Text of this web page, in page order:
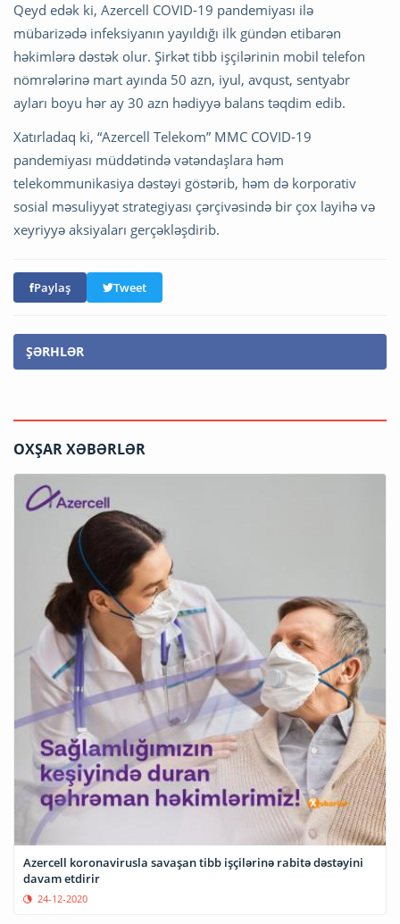
Qeyd edək ki, Azercell COVID-19 pandemiyası ilə
mübarizədə infeksiyanın yayıldığı ilk gündən etibarən
həkimlərə dəstək olur. Şirkət tibb işçilərinin mobil telefon
nömrələrinə mart ayında 50 azn, iyul, avqust, sentyabr
ayları boyu hər ay 30 azn hədiyyə balans təqdim edib.
Xatırladaq ki, “Azercell Telekom” MMC COVID-19
pandemiyası müddətində vətəndaşlara həm
telekommunikasiya dəstəyi göstərib, həm də korporativ
sosial məsuliyyət strategiyası çərçivəsində bir çox layihə və
xeyriyyə aksiyaları gerçəkləşdirib.
Paylaş Tweet
ŞƏRHLƏR
OXŞAR XƏBƏRLƏR
Azercell koronavirusla savaşan tibb işçilərinə rabitə dəstəyini
davam etdirir
24-12-2020